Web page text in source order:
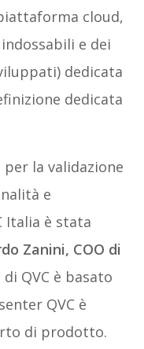
cloud,
e dei
dedicata
dedicata
per la validazione
e
Italia è stata
Zanini, COO di
QVC è basato
QVC è
di prodotto.